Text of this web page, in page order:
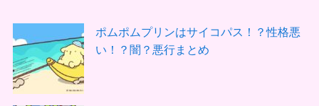
ポムポムプリンはサイコパス！？性格悪
い！？闇？悪行まとめ